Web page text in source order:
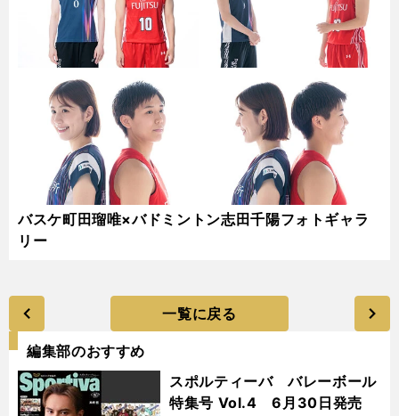
バスケ町田瑠唯×バドミントン志田千陽フォトギャラ
リー
一覧に戻る
編集部のおすすめ
スポルティーバ バレーボール
特集号 Vol.4 6月30日発売